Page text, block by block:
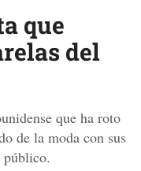
que
del
que ha roto
de la moda con sus
público.